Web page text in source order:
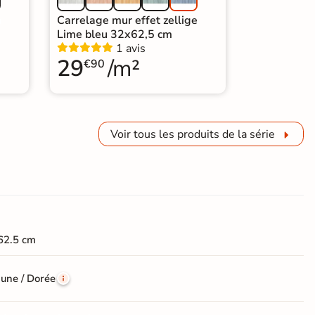
Carrelage mur effet zellige
Lime bleu 32x62,5 cm
1 avis
29€90 /m²
Voir tous les produits de la série
cm
/ Dorée